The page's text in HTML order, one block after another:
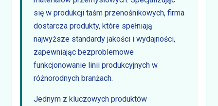
się w produkcji taśm przenośnikowych, firma
dostarcza produkty, które spełniają
najwyższe standardy jakości i wydajności,
zapewniając bezproblemowe
funkcjonowanie linii produkcyjnych w
różnorodnych branżach.
Jednym z kluczowych produktów